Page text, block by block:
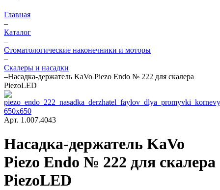
Главная
–
Каталог
–
Стоматологические наконечники и моторы
–
Скалеры и насадки
–Насадка‑держатель KaVo Piezo Endo № 222 для скалера
PiezoLED
Арт. 1.007.4043
Насадка‑держатель KaVo
Piezo Endo № 222 для скалера
PiezoLED